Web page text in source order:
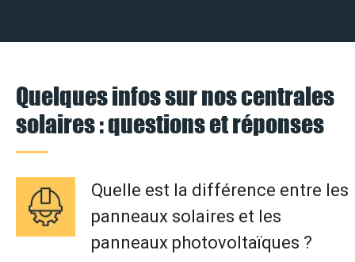
Quelques infos sur nos centrales
solaires : questions et réponses
Quelle est la différence entre les
panneaux solaires et les
panneaux photovoltaïques ?